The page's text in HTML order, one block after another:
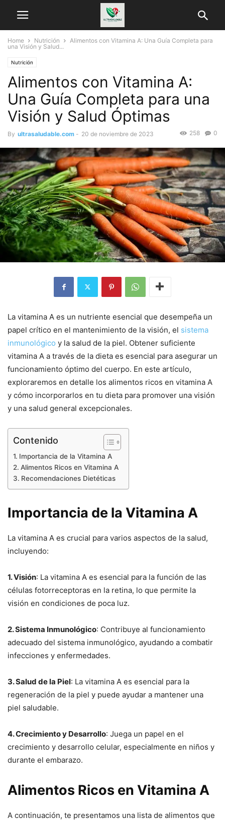
Home Nutrición
Alimentos con Vitamina A: Una Guía Completa para
una Visión y Salud...
Nutrición
Alimentos con Vitamina A:
Una Guía Completa para una
Visión y Salud Óptimas
By ultrasaludable.com - 20 de noviembre de 2023 0
258
La vitamina A es un nutriente esencial que desempeña un
papel crítico en el mantenimiento de la visión, el sistema
inmunológico y la salud de la piel. Obtener suficiente
vitamina A a través de la dieta es esencial para asegurar un
funcionamiento óptimo del cuerpo. En este artículo,
exploraremos en detalle los alimentos ricos en vitamina A
y cómo incorporarlos en tu dieta para promover una visión
y una salud general excepcionales.
Contenido
Importancia de la Vitamina A
Alimentos Ricos en Vitamina A
Recomendaciones Dietéticas
Importancia de la Vitamina A
La vitamina A es crucial para varios aspectos de la salud,
incluyendo:
1. Visión: La vitamina A es esencial para la función de las
células fotorreceptoras en la retina, lo que permite la
visión en condiciones de poca luz.
2. Sistema Inmunológico: Contribuye al funcionamiento
adecuado del sistema inmunológico, ayudando a combatir
infecciones y enfermedades.
3. Salud de la Piel: La vitamina A es esencial para la
regeneración de la piel y puede ayudar a mantener una
piel saludable.
4. Crecimiento y Desarrollo: Juega un papel en el
crecimiento y desarrollo celular, especialmente en niños y
durante el embarazo.
Alimentos Ricos en Vitamina A
A continuación, te presentamos una lista de alimentos que